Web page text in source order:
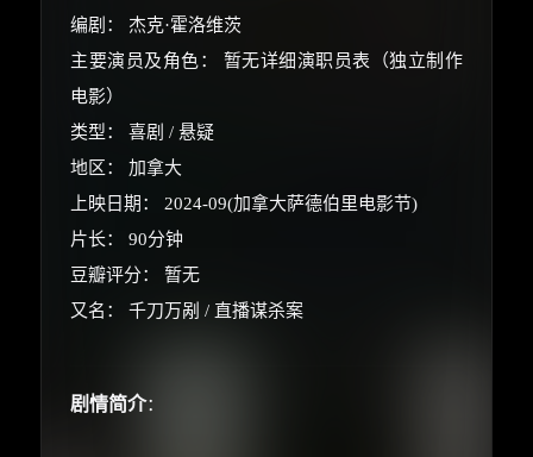
编剧： 杰克·霍洛维茨
主要演员及角色： 暂无详细演职员表（独立制作
电影）
类型： 喜剧 / 悬疑
地区： 加拿大
上映日期： 2024-09(加拿大萨德伯里电影节)
片长： 90分钟
豆瓣评分： 暂无
又名： 千刀万剐 / 直播谋杀案
剧情简介：